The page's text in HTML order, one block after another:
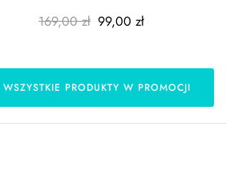
169,00 zł 99,00 zł
WSZYSTKIE PRODUKTY W PROMOCJI